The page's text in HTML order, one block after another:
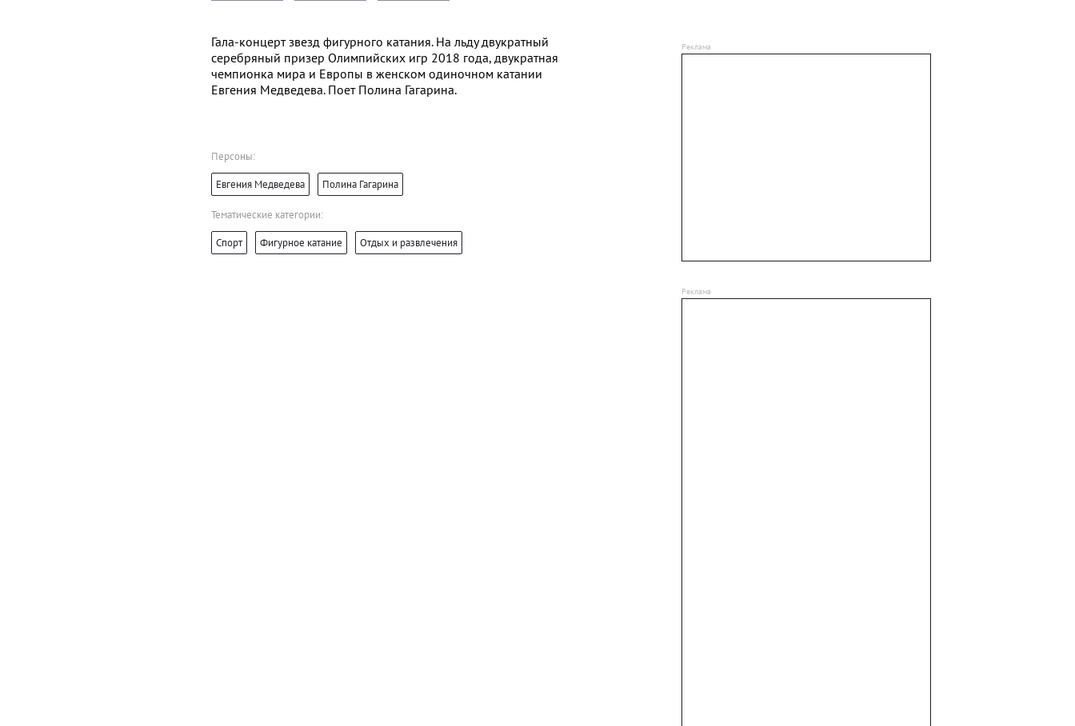
Гала-концерт звезд фигурного катания. На льду двукратный
серебряный призер Олимпийских игр 2018 года, двукратная
чемпионка мира и Европы в женском одиночном катании
Евгения Медведева. Поет Полина Гагарина.
Персоны:
Евгения Медведева Полина Гагарина
Тематические категории:
Спорт Фигурное катание Отдых и развлечения